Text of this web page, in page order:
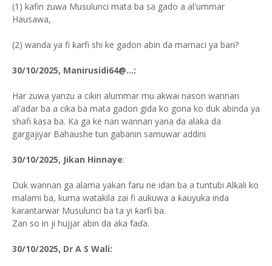
(1) kafin zuwa Musulunci mata ba sa gado a al'ummar
Hausawa,
(2) wanda ya fi ƙarfi shi ke gadon abin da mamaci ya bari?
30/10/2025, Manirusidi64@...:
Har zuwa yanzu a cikin alummar mu akwai nason wannan
al'adar ba a cika ba mata gadon gida ko gona ko duk abinda ya
shafi ƙasa ba. Ka ga ke nan wannan yana da alaƙa da
gargajiyar Bahaushe tun gabanin samuwar addini
30/10/2025, Jikan Hinnaye:
Duk wannan ga alama yakan faru ne idan ba a tuntubi Alƙali ko
malami ba, kuma watakila zai fi aukuwa a ƙauyuka inda
karantarwar Musulunci ba ta yi ƙarfi ba.
Zan so in ji hujjar abin da aka faɗa.
30/10/2025, Dr A S Wali: